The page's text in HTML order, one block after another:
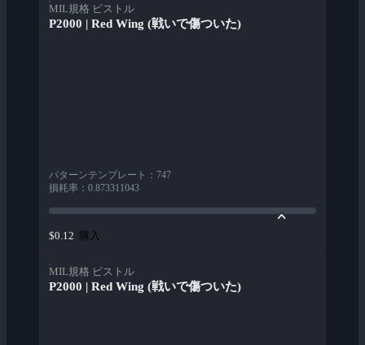
MIL規格 ピストル
P2000 | Red Wing (戦いで傷ついた)
パターンテンプレート ： 747
損耗率 ： 0.873311043
$0.12 購入
MIL規格 ピストル
P2000 | Red Wing (戦いで傷ついた)